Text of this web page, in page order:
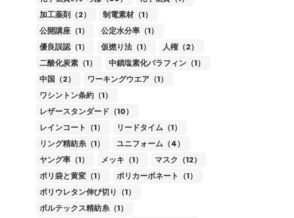
加工薬剤（2）
制電素材（1）
公開講座（1）
公定水分率（1）
優良誤認（1）
仮撚り法（1）
人権（2）
二酸化炭素（1）
中鎖塩素化パラフィン（1）
中国（2）
ワーキングウエア（1）
ワシントン条約（1）
レザースタンダード（10）
レインコート（1）
リードタイム（1）
リング精紡糸（1）
ユニフォーム（4）
ヤング率（1）
メッキ（1）
マスク（12）
ポリ袋と黄変（1）
ポリカーボネート（1）
ポリウレタン伸び切り（1）
ボルテックス精紡糸（1）